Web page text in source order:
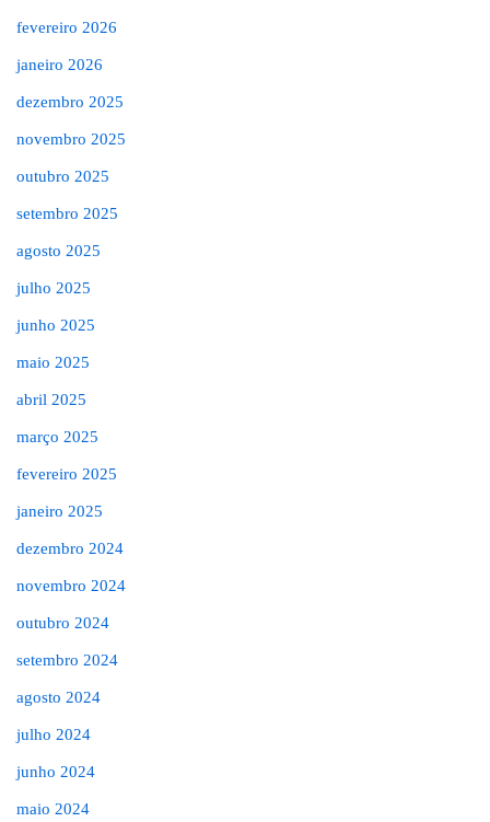
fevereiro 2026
janeiro 2026
dezembro 2025
novembro 2025
outubro 2025
setembro 2025
agosto 2025
julho 2025
junho 2025
maio 2025
abril 2025
março 2025
fevereiro 2025
janeiro 2025
dezembro 2024
novembro 2024
outubro 2024
setembro 2024
agosto 2024
julho 2024
junho 2024
maio 2024